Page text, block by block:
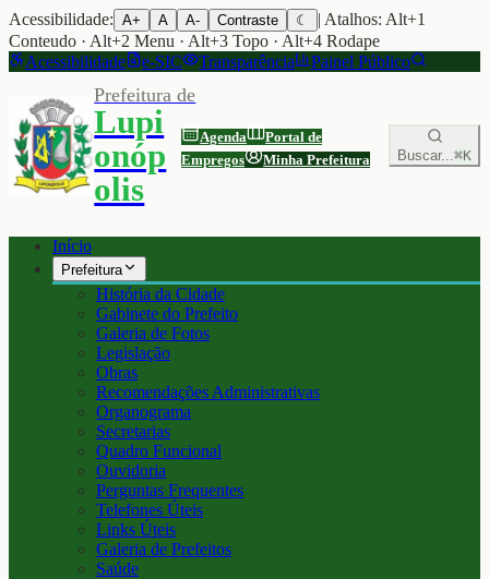
Acessibilidade: A+ A A- Contraste ☾
| Atalhos: Alt+1
Conteudo · Alt+2 Menu · Alt+3 Topo · Alt+4 Rodape
Acessibilidade
e-SIC Transparência Painel Público
Prefeitura de
Lupi
onóp
olis
Agenda
Portal de
Empregos
Minha Prefeitura Buscar...⌘K
Início
Prefeitura
História da Cidade
Gabinete do Prefeito
Galeria de Fotos
Legislação
Obras
Recomendações Administrativas
Organograma
Secretarias
Quadro Funcional
Ouvidoria
Perguntas Frequentes
Telefones Úteis
Links Úteis
Galeria de Prefeitos
Saúde